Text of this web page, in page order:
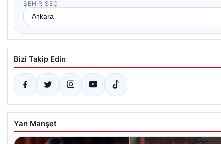
ŞEHIR SEÇ
Bizi Takip Edin
Yan Manşet